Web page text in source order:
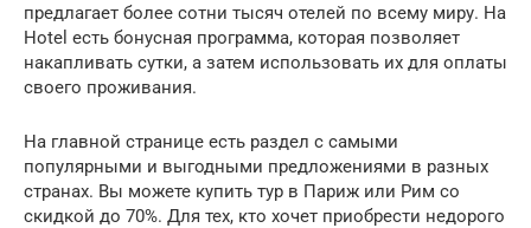
предлагает более сотни тысяч отелей по всему миру. На
Hotel есть бонусная программа, которая позволяет
накапливать сутки, а затем использовать их для оплаты
своего проживания.
На главной странице есть раздел с самыми
популярными и выгодными предложениями в разных
странах. Вы можете купить тур в Париж или Рим со
скидкой до 70%. Для тех, кто хочет приобрести недорого